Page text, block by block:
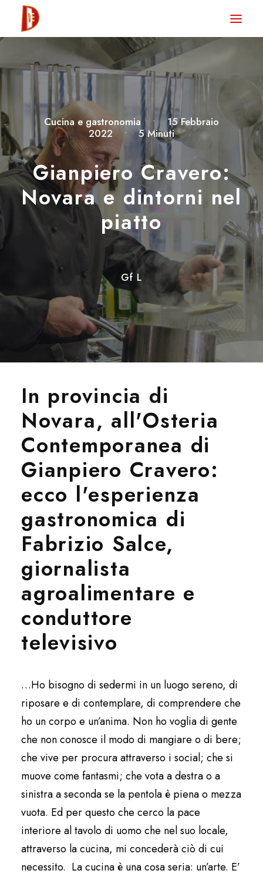
HOME
NEWS
DEGUSTA TV
LA RIVISTA
CONTATTI
CLUB DEGUSTA
STORE
RICERCA
Cucina e gastronomia •
15 Febbraio
2022
• 5 Minuti
Gianpiero Cravero:
Novara e dintorni nel
piatto
Gf L
In provincia di
Novara, all'Osteria
Contemporanea di
Gianpiero Cravero:
ecco l'esperienza
gastronomica di
Fabrizio Salce,
giornalista
agroalimentare e
conduttore
televisivo
…Ho bisogno di sedermi in un luogo sereno, di
riposare e di contemplare, di comprendere che
ho un corpo e un’anima. Non ho voglia di gente
che non conosce il modo di mangiare o di bere;
che vive per procura attraverso i social; che si
muove come fantasmi; che vota a destra o a
sinistra a seconda se la pentola è piena o mezza
vuota. Ed per questo che cerco la pace
interiore al tavolo di uomo che nel suo locale,
attraverso la cucina, mi concederà ciò di cui
necessito. La cucina è una cosa seria: un’arte. E’